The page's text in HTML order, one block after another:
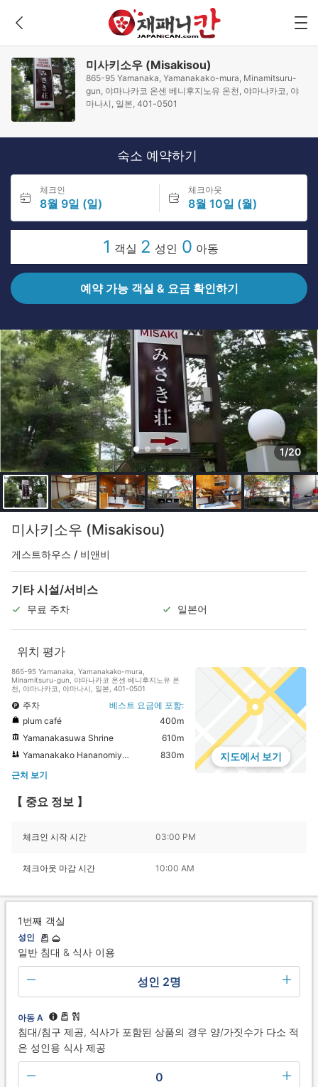
미사키소우 (Misakisou)
865-95 Yamanaka, Yamanakako-mura, Minamitsuru-
gun, 야마나카코 온센 베니후지노유 온천, 야마나카코, 야
마나시, 일본, 401-0501
숙소 예약하기
체크인
8월 9일 (일)
체크아웃
8월 10일 (월)
1 객실 2 성인 0 아동
예약 가능 객실 & 요금 확인하기
1/20
미사키소우 (Misakisou)
게스트하우스 / 비앤비
기타 시설/서비스
무료 주차 일본어
위치 평가
865-95 Yamanaka, Yamanakako-mura,
Minamitsuru-gun, 야마나카코 온센 베니후지노유 온
천, 야마나카코, 야마나시, 일본, 401-0501
주차
베스트 요금에 포함:
plum café
400m
Yamanakasuwa Shrine
610m
Yamanakako Hananomiyako Park
830m
근처 보기
지도에서 보기
【 중요 정보 】
체크인 시작 시간 03:00 PM
체크아웃 마감 시간 10:00 AM
1번째 객실
성인
일반 침대 & 식사 이용
성인 2명
아동 A
침대/침구 제공, 식사가 포함된 상품의 경우 양/가짓수가 다소 적
은 성인용 식사 제공
0